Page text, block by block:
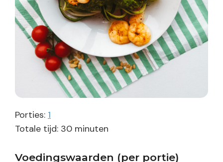
Porties: 1
Totale tijd: 30minuten
minuten
Voedingswaarden (per portie)